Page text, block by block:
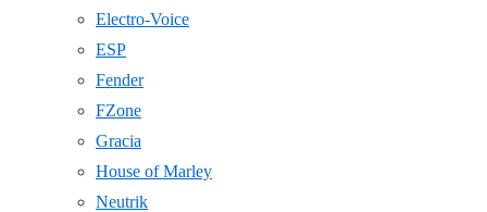
Electro-Voice
ESP
Fender
FZone
Gracia
House of Marley
Neutrik